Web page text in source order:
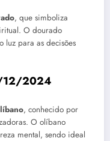
, que simboliza
O dourado
luz para as decisões
12/2024
, conhecido por
O olíbano
mental, sendo ideal